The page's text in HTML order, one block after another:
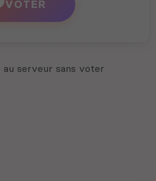
VOTER
au serveur sans voter